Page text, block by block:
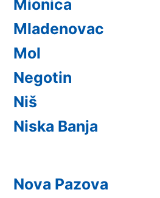
Mionica
Mladenovac
Mol
Negotin
Niš
Niska Banja
Nova Pazova